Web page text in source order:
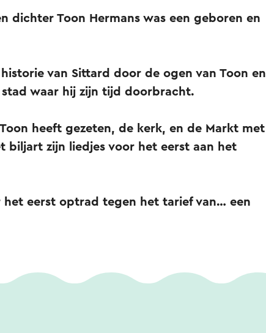
dichter Toon Hermans was een geboren en
van Sittard door de ogen van Toon en
waar hij zijn tijd doorbracht.
heeft gezeten, de kerk, en de Markt met
biljart zijn liedjes voor het eerst aan het
het eerst optrad tegen het tarief van… een